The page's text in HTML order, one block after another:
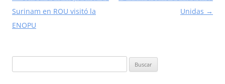
de
entradas
Surinam en ROU visitó la
ENOPU
Unidas →